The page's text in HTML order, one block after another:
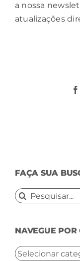
a nossa
atualizações
FAÇA SUA
Buscar
NAVEGUE POR
NAVEGUE